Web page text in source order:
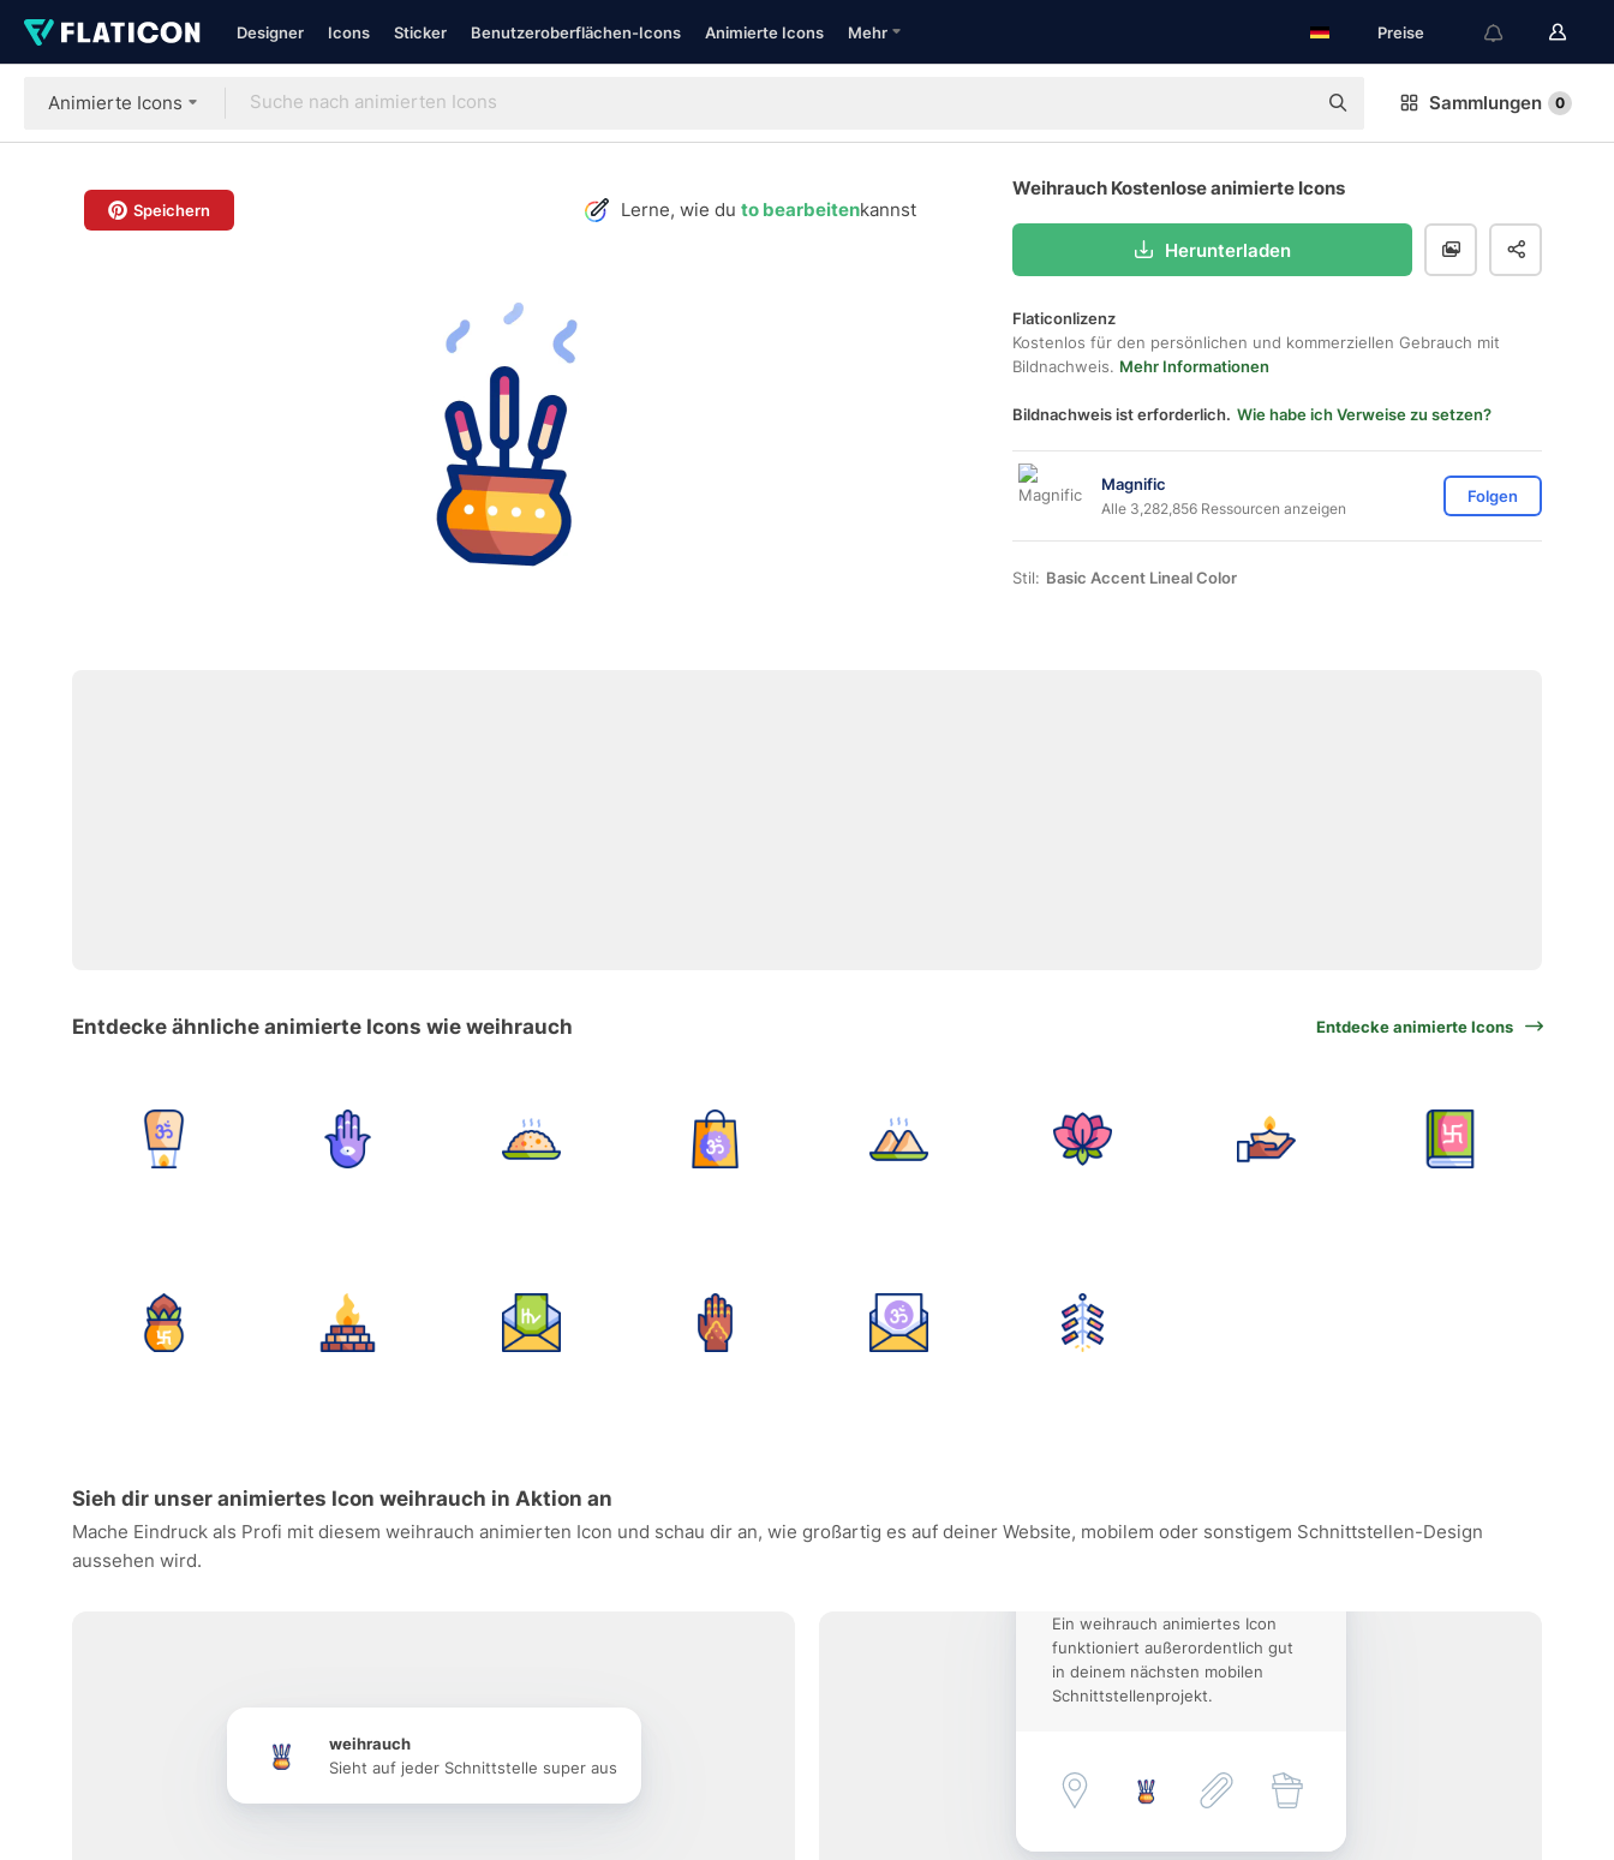
Designer Icons Sticker Benutzeroberflächen-Icons Animierte Icons Mehr Preise
Animierte Icons Sammlungen 0
Speichern Lerne, wie du to bearbeitenkannst
Weihrauch Kostenlose animierte Icons
Herunterladen
Flaticonlizenz
Kostenlos für den persönlichen und kommerziellen Gebrauch mit
Bildnachweis. Mehr Informationen
Bildnachweis ist erforderlich. Wie habe ich Verweise zu setzen?
Magnific
Alle 3,282,856 Ressourcen anzeigen
Folgen
Stil: Basic Accent Lineal Color
Entdecke ähnliche animierte Icons wie weihrauch Entdecke animierte Icons
Sieh dir unser animiertes Icon weihrauch in Aktion an
Mache Eindruck als Profi mit diesem weihrauch animierten Icon und schau dir an, wie großartig es auf deiner Website, mobilem oder sonstigem Schnittstellen-Design
aussehen wird.
weihrauch
Sieht auf jeder Schnittstelle super aus
Ein weihrauch animiertes Icon
funktioniert außerordentlich gut
in deinem nächsten mobilen
Schnittstellenprojekt.